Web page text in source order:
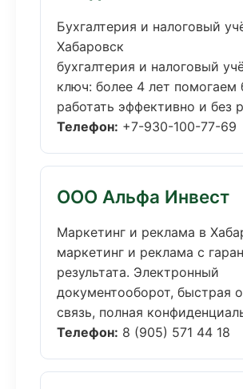
Бухгалтерия и налоговый
Хабаровск
бухгалтерия и налоговый
ключ: более 4 лет помогаем
работать эффективно и без
Телефон: +7-930-100-77-69
ООО Альфа Инвест
Маркетинг и реклама в
маркетинг и реклама с
результата. Электронный
документооборот, быстрая
связь, полная
Телефон: 8 (905) 571 44 18